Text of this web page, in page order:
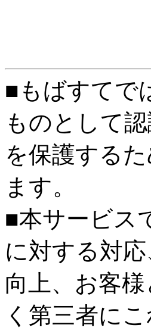
■もばすてで
ものとして
を保護する
ます。
■本サービス
に対する対
向上、お客
く第三者に